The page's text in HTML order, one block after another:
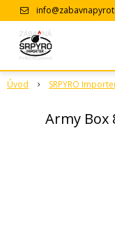
Úvod SRPYRO
Army Box